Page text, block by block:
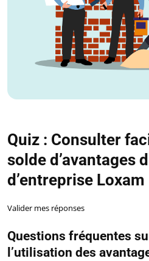
Quiz : Consulter
solde d’avantages
d’entreprise Loxam
Valider mes réponses
Questions fréquentes
l’utilisation des